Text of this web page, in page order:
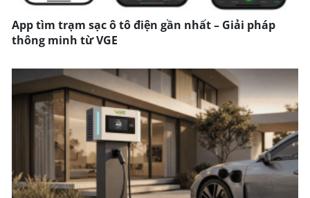
App tìm trạm sạc ô tô điện gần nhất – Giải pháp
thông minh từ VGE